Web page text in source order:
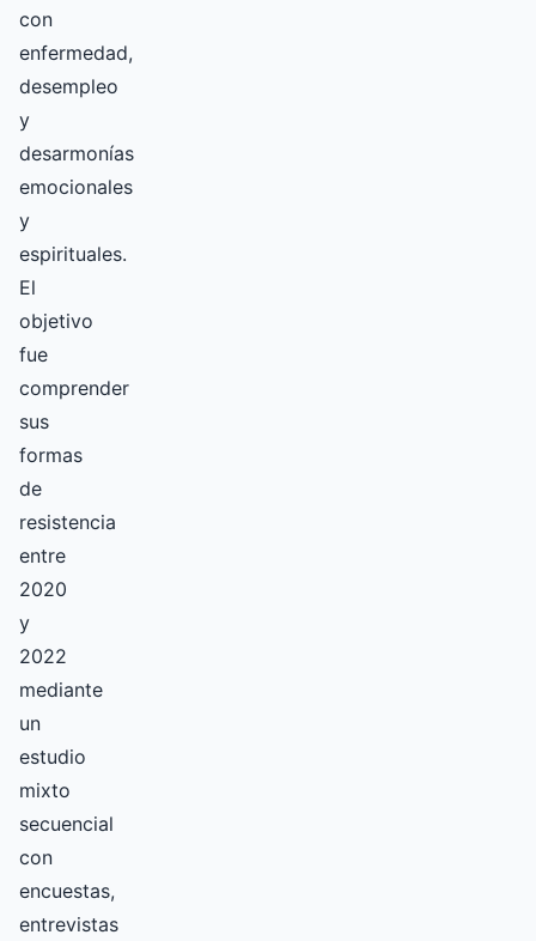
con
enfermedad,
desempleo
y
desarmonías
emocionales
y
espirituales.
El
objetivo
fue
comprender
sus
formas
de
resistencia
entre
2020
y
2022
mediante
un
estudio
mixto
secuencial
con
encuestas,
entrevistas